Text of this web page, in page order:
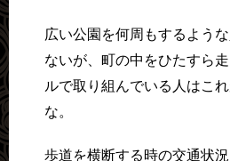
広い公園を何周もするよう
ないが、町の中をひたすら
ルで取り組んでいる人はこ
な。
歩道を横断する時の交通状